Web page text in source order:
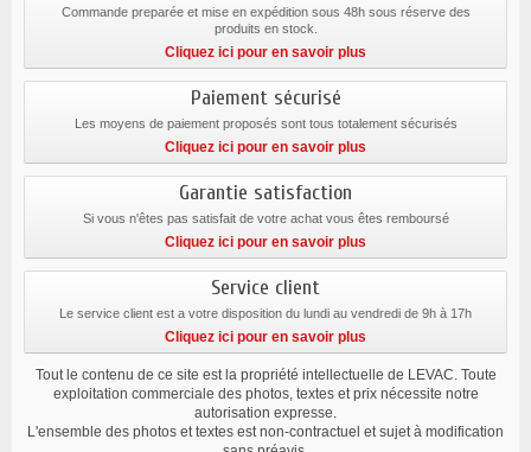
Commande preparée et mise en expédition sous 48h sous réserve des
produits en stock.
Cliquez ici pour en savoir plus
Paiement sécurisé
Les moyens de paiement proposés sont tous totalement sécurisés
Cliquez ici pour en savoir plus
Garantie satisfaction
Si vous n'êtes pas satisfait de votre achat vous êtes remboursé
Cliquez ici pour en savoir plus
Service client
Le service client est a votre disposition du lundi au vendredi de 9h à 17h
Cliquez ici pour en savoir plus
Tout le contenu de ce site est la propriété intellectuelle de LEVAC. Toute
exploitation commerciale des photos, textes et prix nécessite notre
autorisation expresse.
L'ensemble des photos et textes est non-contractuel et sujet à modification